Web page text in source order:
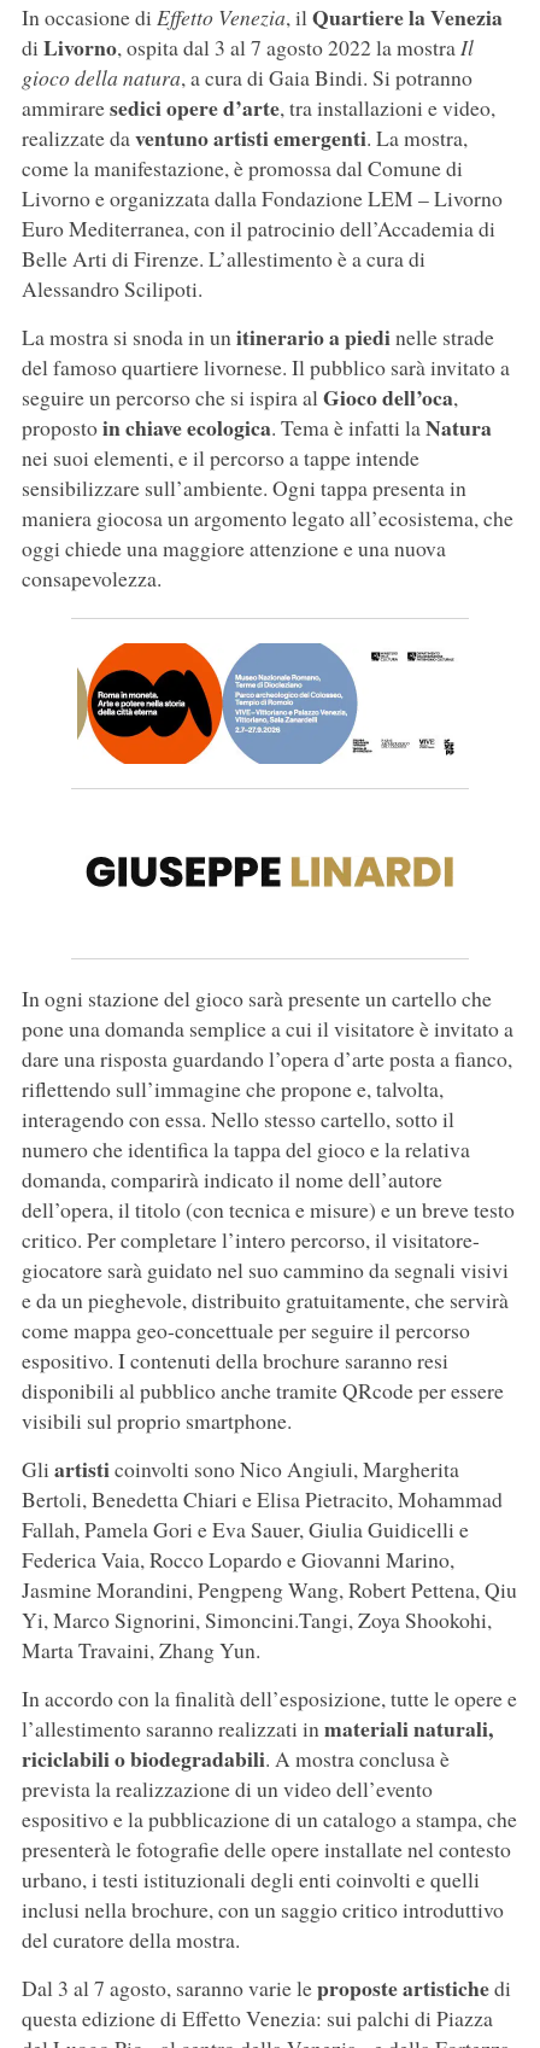
In occasione di Effetto Venezia, ilQuartiere la Venezia
di Livorno, ospita dal 3 al 7 agosto 2022 la mostraIl
gioco della natura, a cura di Gaia Bindi. Si potranno
ammiraresedici opere d’arte, tra installazioni e video,
realizzate daventuno artisti emergenti. La mostra,
come la manifestazione, è promossa dal Comune di
Livorno e organizzata dalla Fondazione LEM – Livorno
Euro Mediterranea, con il patrocinio dell’Accademia di
Belle Arti di Firenze. L’allestimento è a cura di
Alessandro Scilipoti.
La mostra si snoda in unitinerario a piedinelle strade
del famoso quartiere livornese. Il pubblico sarà invitato a
seguire un percorso che si ispira alGioco dell’oca,
propostoin chiave ecologica. Tema è infatti laNatura
nei suoi elementi, e il percorso a tappe intende
sensibilizzare sull’ambiente. Ogni tappa presenta in
maniera giocosa un argomento legato all’ecosistema, che
oggi chiede una maggiore attenzione e una nuova
consapevolezza.
In ogni stazione del gioco sarà presente un cartello che
pone una domanda semplice a cui il visitatore è invitato a
dare una risposta guardando l’opera d’arte posta a fianco,
riflettendo sull’immagine che propone e, talvolta,
interagendo con essa. Nello stesso cartello, sotto il
numero che identifica la tappa del gioco e la relativa
domanda, comparirà indicato il nome dell’autore
dell’opera, il titolo (con tecnica e misure) e un breve testo
critico. Per completare l’intero percorso, il visitatore-
giocatore sarà guidato nel suo cammino da segnali visivi
e da un pieghevole, distribuito gratuitamente, che servirà
come mappa geo-concettuale per seguire il percorso
espositivo. I contenuti della brochure saranno resi
disponibili al pubblico anche tramite QRcode per essere
visibili sul proprio smartphone.
Gli artisticoinvolti sono Nico Angiuli, Margherita
Bertoli, Benedetta Chiari e Elisa Pietracito, Mohammad
Fallah, Pamela Gori e Eva Sauer, Giulia Guidicelli e
Federica Vaia, Rocco Lopardo e Giovanni Marino,
Jasmine Morandini, Pengpeng Wang, Robert Pettena, Qiu
Yi, Marco Signorini, Simoncini.Tangi, Zoya Shookohi,
Marta Travaini, Zhang Yun.
In accordo con la finalità dell’esposizione, tutte le opere e
l’allestimento saranno realizzati inmateriali naturali,
riciclabili o biodegradabili. A mostra conclusa è
prevista la realizzazione di un video dell’evento
espositivo e la pubblicazione di un catalogo a stampa, che
presenterà le fotografie delle opere installate nel contesto
urbano, i testi istituzionali degli enti coinvolti e quelli
inclusi nella brochure, con un saggio critico introduttivo
del curatore della mostra.
Dal 3 al 7 agosto, saranno varie leproposte artistichedi
questa edizione di Effetto Venezia: sui palchi di Piazza